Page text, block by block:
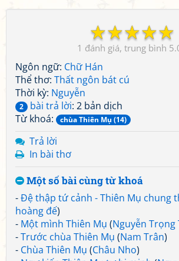
☆
☆
☆
☆
☆
1
Ngôn ngữ: Chữ Hán
Thể thơ: Thất ngôn bát cú
Thời kỳ: Nguyễn
2 bài trả lời: 2 bản dịch
Từ khoá:
chùa Thiên Mụ (14)
Trả lời
In bài thơ
Một số bài cùng từ khoá
-Đệ thập tứ cảnh - Thiên Mụ chung
hoàng đế)
- Một mình Thiên Mụ (Nguyễn Trọng
-Trước chùa Thiên Mụ (Nam Trân)
- Chùa Thiên Mụ (Châu Nho)